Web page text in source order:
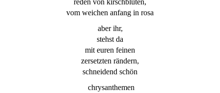
vom weichen anfang in rosa
aber ihr,
stehst da
mit euren feinen
zersetzten rändern,
schneidend schön
chrysanthemen